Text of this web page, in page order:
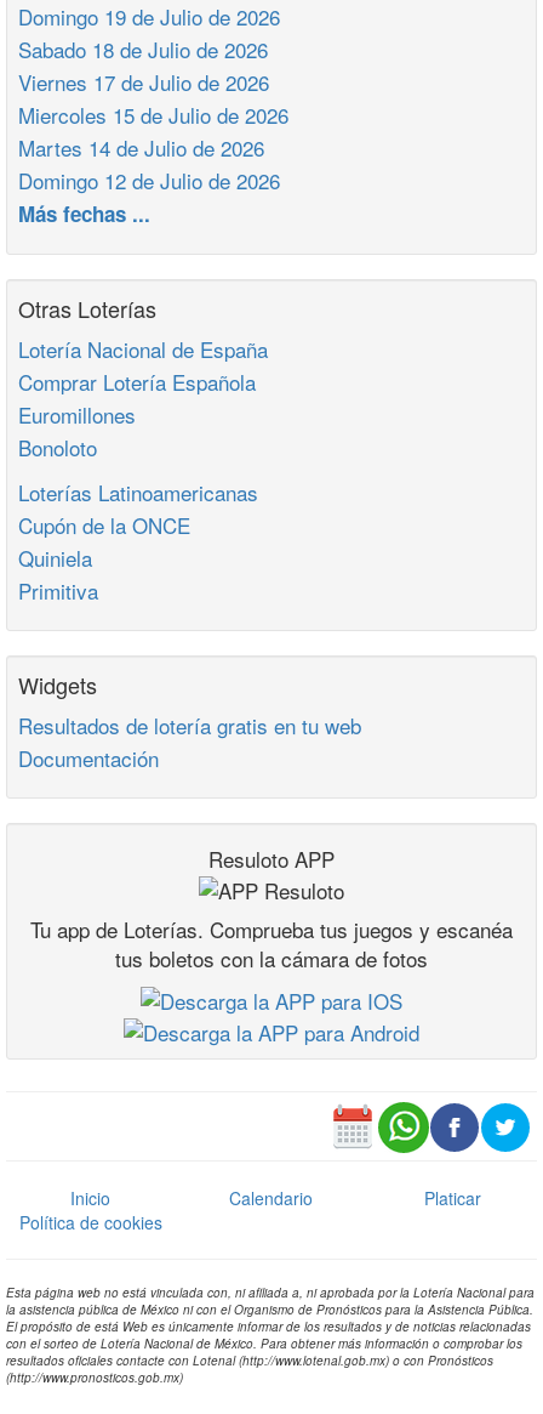
Domingo 19 de Julio de 2026
Sabado 18 de Julio de 2026
Viernes 17 de Julio de 2026
Miercoles 15 de Julio de 2026
Martes 14 de Julio de 2026
Domingo 12 de Julio de 2026
Más fechas ...
Otras Loterías
Lotería Nacional de España
Comprar Lotería Española
Euromillones
Bonoloto
Loterías Latinoamericanas
Cupón de la ONCE
Quiniela
Primitiva
Widgets
Resultados de lotería gratis en tu web
Documentación
Resuloto APP
Tu app de Loterías. Comprueba tus juegos y escanéa
tus boletos con la cámara de fotos
Inicio Calendario
Platicar
Política de cookies
Esta página web no está vinculada con, ni afiliada a, ni aprobada por la Lotería Nacional para
la asistencia pública de México ni con el Organismo de Pronósticos para la Asistencia Pública.
El propósito de está Web es únicamente informar de los resultados y de noticias relacionadas
con el sorteo de Lotería Nacional de México. Para obtener más información o comprobar los
resultados oficiales contacte con Lotenal (http://www.lotenal.gob.mx) o con Pronósticos
(http://www.pronosticos.gob.mx)